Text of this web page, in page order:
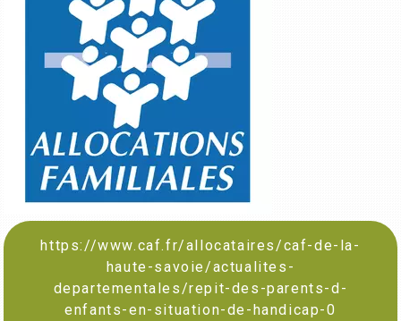
https://www.caf.fr/allocataires/caf-de-la-
haute-savoie/actualites-
departementales/repit-des-parents-d-
enfants-en-situation-de-handicap-0